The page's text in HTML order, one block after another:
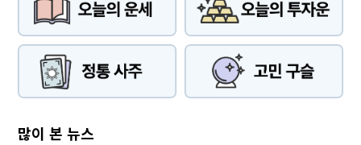
많이 본 뉴스